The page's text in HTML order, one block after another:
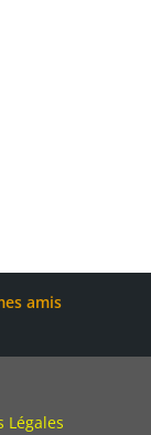
amis
Légales